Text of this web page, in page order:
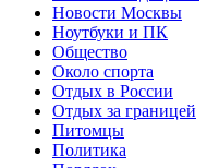
Новости Москвы
Ноутбуки и ПК
Общество
Около спорта
Отдых в России
Отдых за границей
Питомцы
Политика